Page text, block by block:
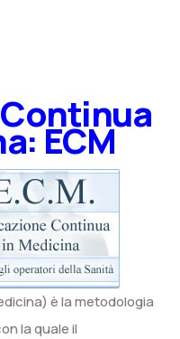
ECM
è la metodologia
la quale il